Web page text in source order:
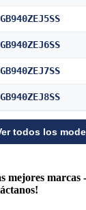
todos los
mejores